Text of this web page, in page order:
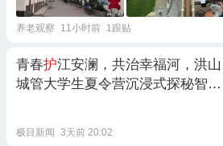
养老观察 11小时前 1跟贴
青春护江安澜，共治幸福河，洪山
城管大学生夏令营沉浸式探秘智慧
极目新闻 3天前 20:02